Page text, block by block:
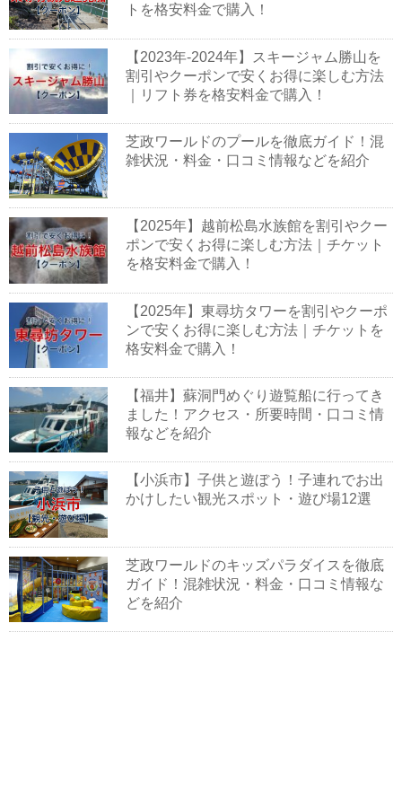
トを格安料金で購入！
【2023年-2024年】スキージャム勝山を
割引やクーポンで安くお得に楽しむ方法
｜リフト券を格安料金で購入！
芝政ワールドのプールを徹底ガイド！混
雑状況・料金・口コミ情報などを紹介
【2025年】越前松島水族館を割引やクー
ポンで安くお得に楽しむ方法｜チケット
を格安料金で購入！
【2025年】東尋坊タワーを割引やクーポ
ンで安くお得に楽しむ方法｜チケットを
格安料金で購入！
【福井】蘇洞門めぐり遊覧船に行ってき
ました！アクセス・所要時間・口コミ情
報などを紹介
【小浜市】子供と遊ぼう！子連れでお出
かけしたい観光スポット・遊び場12選
芝政ワールドのキッズパラダイスを徹底
ガイド！混雑状況・料金・口コミ情報な
どを紹介